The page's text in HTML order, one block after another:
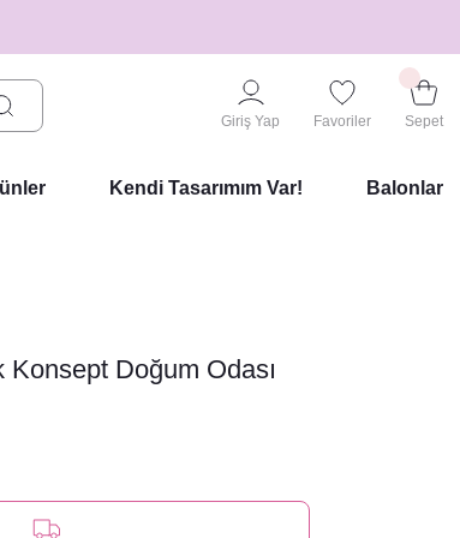
Giriş Yap Favoriler Sepet
Kendi Tasarımım Var! Balonlar
Konsept Doğum Odası